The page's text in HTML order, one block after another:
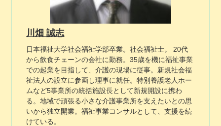
川畑 誠志
日本福祉大学社会福祉学部卒業。社会福祉士。 20代
から飲食チェーンの会社に勤務。35歳を機に福祉事業
での起業を目指して、介護の現場に従事。新規社会福
祉法人の設立に参画し理事に就任。特別養護老人ホー
ムなど5事業所の統括施設長として新規開設に携わ
る。地域で頑張る小さな介護事業所を支えたいとの思
いから独立開業。福祉事業コンサルとして、支援を続
けている。